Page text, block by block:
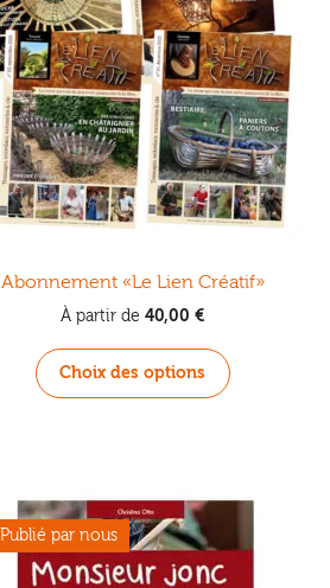
Abonnement «Le Lien Créatif»
À partir de 40,00 €
Choix des options
produit
peuvent